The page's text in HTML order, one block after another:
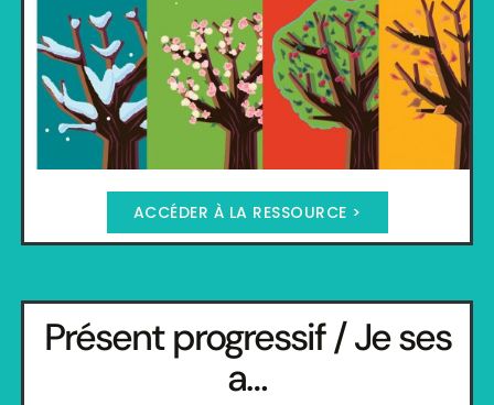
ACCÉDER À LA RESSOURCE >
Présent progressif / Je ses
a…